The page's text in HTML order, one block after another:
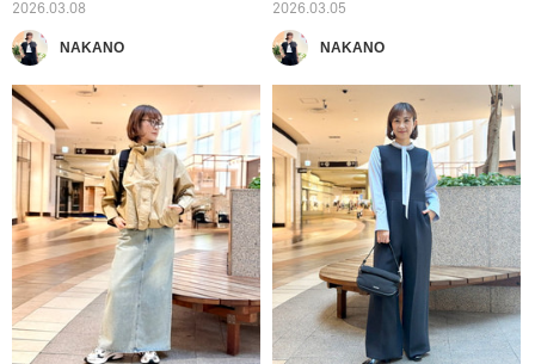
2026.03.08
NAKANO
2026.03.05
NAKANO